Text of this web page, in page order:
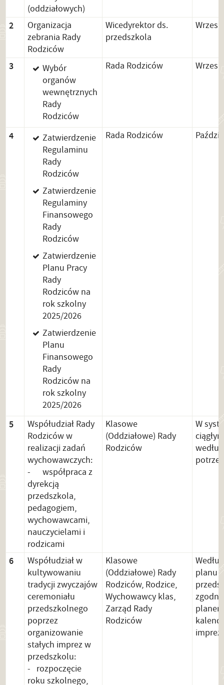
(oddziałowych)
2
Organizacja
zebrania Rady
Rodziców
Wicedyrektor ds.
przedszkola
3
Wybór
organów
wewnętrznych
Rady
Rodziców
Rada Rodziców
4
Zatwierdzenie
Regulaminu
Rady
Rodziców
Zatwierdzenie
Regulaminy
Finansowego
Rady
Rodziców
Zatwierdzenie
Planu Pracy
Rady
Rodziców na
rok szkolny
2025/2026
Zatwierdzenie
Planu
Finansowego
Rady
Rodziców na
rok szkolny
2025/2026
Rada Rodziców
5
Współudział Rady
Rodziców w
realizacji zadań
wychowawczych:
- współpraca z
dyrekcją
przedszkola,
pedagogiem,
wychowawcami,
nauczycielami i
rodzicami
Klasowe
(Oddziałowe) Rady
Rodziców
W
według
6
Współudział w
kultywowaniu
tradycji zwyczajów
ceremoniału
przedszkolnego
poprzez
organizowanie
stałych imprez w
przedszkolu:
- rozpoczęcie
roku szkolnego,
Klasowe
(Oddziałowe) Rady
Rodziców, Rodzice,
Wychowawcy klas,
Zarząd Rady
Rodziców
Według
planu
imprez